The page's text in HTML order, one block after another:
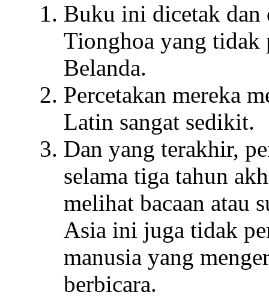
Buku ini dicetak dan
Tionghoa yang tidak
Belanda.
Percetakan mereka
Latin sangat sedikit.
Dan yang terakhir,
selama tiga tahun
melihat bacaan atau
Asia ini juga tidak
manusia yang
berbicara.